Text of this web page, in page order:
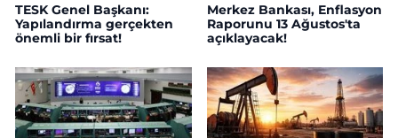
TESK Genel Başkanı:
Yapılandırma gerçekten
önemli bir fırsat!
Merkez Bankası, Enflasyon
Raporunu 13 Ağustos'ta
açıklayacak!